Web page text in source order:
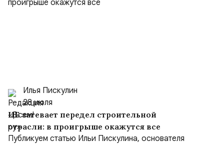
Илья Пискулин
28 июля
ЦБ затевает передел строительной
отрасли: в проигрыше окажутся все
Публикуем статью Ильи Пискулина, основателя